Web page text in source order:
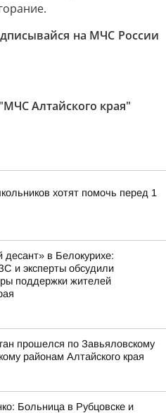
на МЧС России
Алтайского края"
хотят помочь перед 1
в Белокурихе:
и эксперты обсудили
поддержки жителей
прошелся по Завьяловскому
районам Алтайского края
Больница в Рубцовске и